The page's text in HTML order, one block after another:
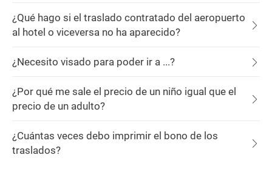
¿Qué hago si el traslado contratado del aeropuerto
al hotel o viceversa no ha aparecido?
¿Necesito visado para poder ir a ...?
¿Por qué me sale el precio de un niño igual que el
precio de un adulto?
¿Cuántas veces debo imprimir el bono de los
traslados?